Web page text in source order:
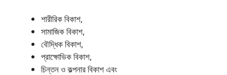
শারীরিক বিকাশ,
সামাজিক বিকাশ,
বৌদ্ধিক বিকাশ,
প্রাক্ষোভিক বিকাশ,
চিন্তন ও কল্পনার বিকাশ এবং